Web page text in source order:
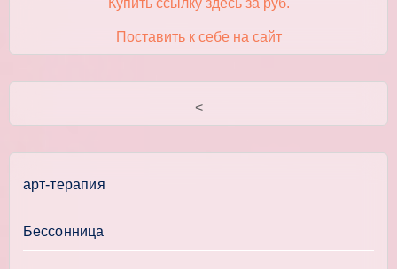
Поставить к себе на сайт
<
арт-терапия
Бессонница